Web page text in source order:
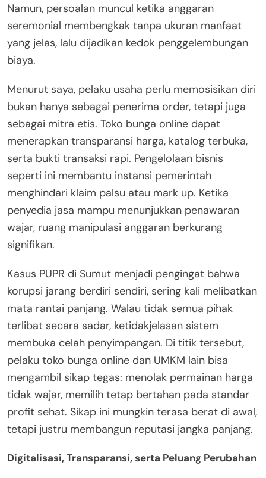
Namun, persoalan muncul ketika anggaran
seremonial membengkak tanpa ukuran manfaat
yang jelas, lalu dijadikan kedok penggelembungan
biaya.
Menurut saya, pelaku usaha perlu memosisikan diri
bukan hanya sebagai penerima order, tetapi juga
sebagai mitra etis. Toko bunga online dapat
menerapkan transparansi harga, katalog terbuka,
serta bukti transaksi rapi. Pengelolaan bisnis
seperti ini membantu instansi pemerintah
menghindari klaim palsu atau mark up. Ketika
penyedia jasa mampu menunjukkan penawaran
wajar, ruang manipulasi anggaran berkurang
signifikan.
Kasus PUPR di Sumut menjadi pengingat bahwa
korupsi jarang berdiri sendiri, sering kali melibatkan
mata rantai panjang. Walau tidak semua pihak
terlibat secara sadar, ketidakjelasan sistem
membuka celah penyimpangan. Di titik tersebut,
pelaku toko bunga online dan UMKM lain bisa
mengambil sikap tegas: menolak permainan harga
tidak wajar, memilih tetap bertahan pada standar
profit sehat. Sikap ini mungkin terasa berat di awal,
tetapi justru membangun reputasi jangka panjang.
Digitalisasi, Transparansi, serta Peluang Perubahan